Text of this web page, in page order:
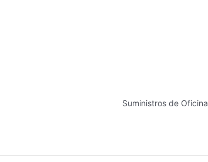
Suministros de Oficina